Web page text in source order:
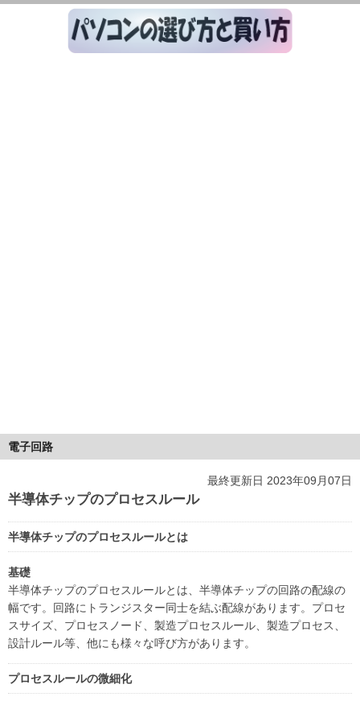
電子回路
最終更新日 2023年09月07日
半導体チップのプロセスルール
半導体チップのプロセスルールとは
基礎
半導体チップのプロセスルールとは、半導体チップの回路の配線の
幅です。回路にトランジスター同士を結ぶ配線があります。プロセ
スサイズ、プロセスノード、製造プロセスルール、製造プロセス、
設計ルール等、他にも様々な呼び方があります。
プロセスルールの微細化